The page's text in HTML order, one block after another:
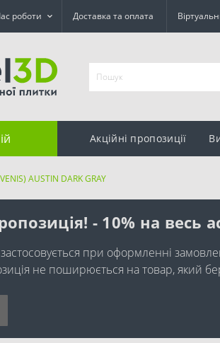
роботи Доставка та оплата
Акційні пропозиції
AUSTIN DARK GRAY
- 10% на весь
при оформленні
не поширюється на товар, який